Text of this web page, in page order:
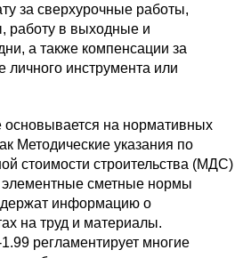
за сверхурочные работы,
работу в выходные и
а также компенсации за
личного инструмента или
основывается на нормативных
Методические указания по
стоимости строительства (МДС)
элементные сметные нормы
информацию о
на труд и материалы.
регламентирует многие